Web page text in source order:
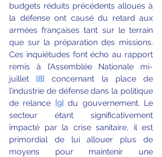
budgets réduits précédents alloués à
la défense ont causé du retard aux
armées françaises tant sur le terrain
que sur la préparation des missions.
Ces inquiétudes font écho au rapport
remis à l’Assemblée Nationale mi-
juillet [8]
concernant la place de
l’industrie de défense dans la politique
de relance [9] du gouvernement. Le
secteur étant significativement
impacté par la crise sanitaire, il est
primordial de lui allouer plus de
moyens pour maintenir une